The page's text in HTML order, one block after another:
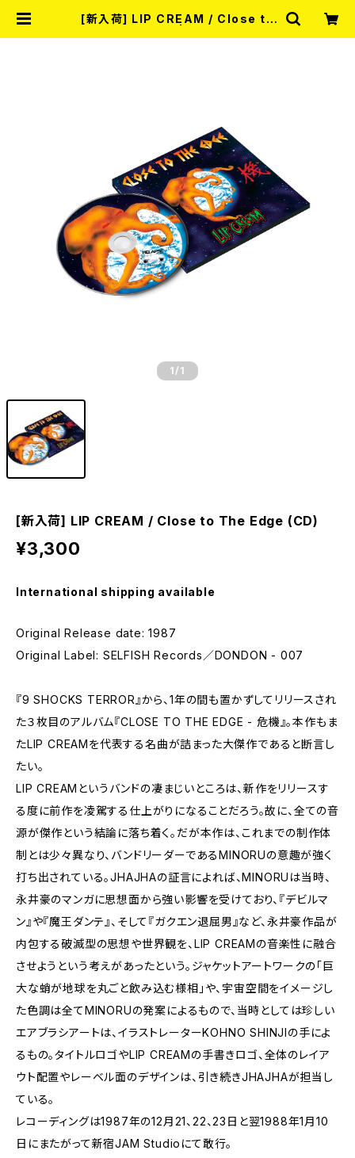
[新入荷] LIP CREAM / Close to
1 /1
[新入荷] LIP CREAM / Close to The Edge (CD)
¥3,300
International shipping available
Original Release date: 1987
Original Label: SELFISH Records／DONDON - 007
『9 SHOCKS TERROR』から、1年の間も置かずしてリリースされ
た３枚目のアルバム『CLOSE TO THE EDGE - 危機』。本作もま
たLIP CREAMを代表する名曲が詰まった大傑作であると断言し
たい。
LIP CREAMというバンドの凄まじいところは、新作をリリースす
る度に前作を凌駕する仕上がりになることだろう。故に、全ての音
源が傑作という結論に落ち着く。だが本作は、これまでの制作体
制とは少々異なり、バンドリーダーであるMINORUの意趣が強く
打ち出されている。JHAJHAの証言によれば、MINORUは当時、
永井豪のマンガに思想面から強い影響を受けており、『デビルマ
ン』や『魔王ダンテ』、そして『ガクエン退屈男』など、永井豪作品が
内包する破滅型の思想や世界観を、LIP CREAMの音楽性に融合
させようという考えがあったという。ジャケットアートワークの「巨
大な蛸が地球を丸ごと飲み込む様相」や、宇宙空間をイメージし
た色調は全てMINORUの発案によるもので、当時としては珍しい
エアブラシアートは、イラストレーターKOHNO SHINJIの手によ
るもの。タイトルロゴやLIP CREAMの手書きロゴ、全体のレイア
ウト配置やレーベル面のデザインは、引き続きJHAJHAが担当し
ている。
レコーディングは1987年の12月21、22、23日と翌1988年1月10
日にまたがって新宿JAM Studioにて敢行。